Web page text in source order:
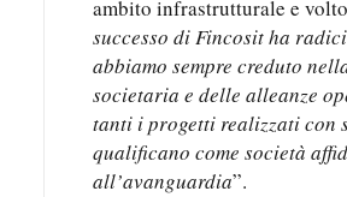
ambito infrastrutturale e
successo di Fincosit ha
abbiamo sempre creduto
societaria e delle alleanze
tanti i progetti realizzati con
qualificano come società
all’avanguardia”.